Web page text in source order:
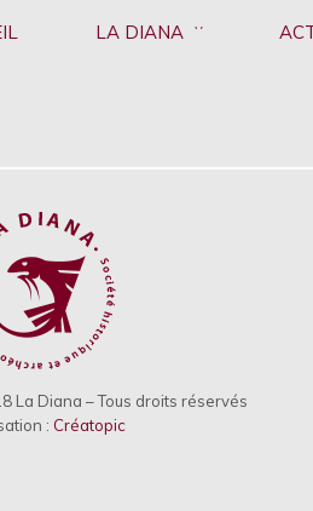
LA DIANA
La Diana – Tous droits réservés
: Créatopic